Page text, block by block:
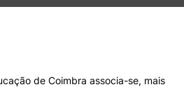
de Coimbra associa-se, mais